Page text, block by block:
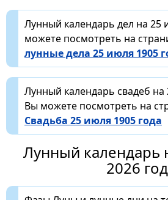
Лунный календарь дел на 25
можете посмотреть на
лунные дела 25 июля 1905
Лунный календарь свадеб на
Вы можете посмотреть на
Свадьба 25 июля 1905 года
Лунный календарь
2026 год